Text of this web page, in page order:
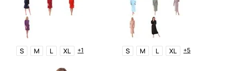
S M L XL +1 S M L XL +5